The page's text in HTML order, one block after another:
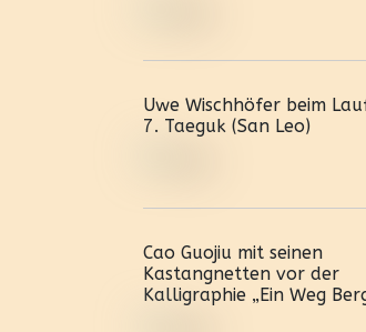
Uwe Wischhöfer beim
7. Taeguk (San Leo)
Cao Guojiu mit seinen
Kastangnetten vor der
Kalligraphie „Ein Weg